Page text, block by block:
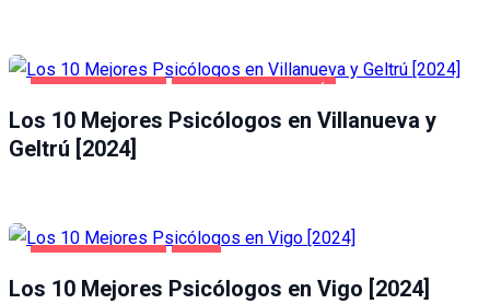
Los 10 Mejores Psicólogos en Villanueva y
Geltrú [2024]
Los 10 Mejores Psicólogos en Vigo [2024]